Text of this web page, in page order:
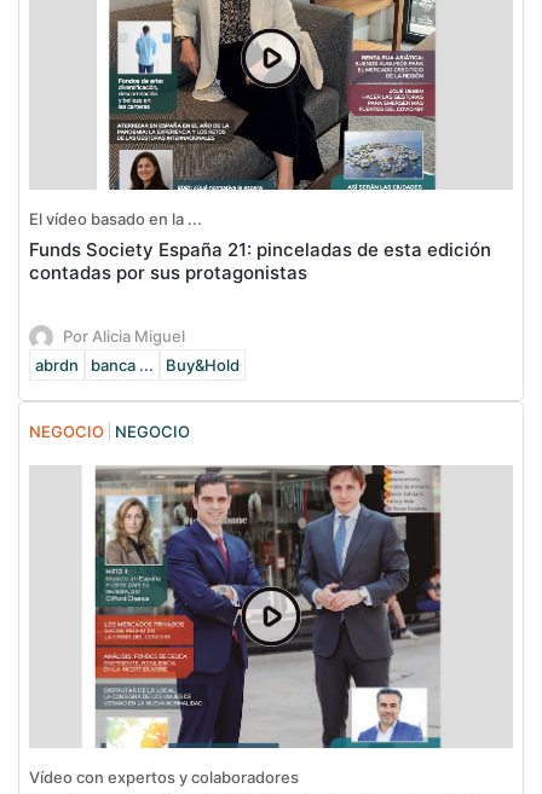
El vídeo basado en la ...
Funds Society España 21: pinceladas de esta edición
contadas por sus protagonistas
Por Alicia Miguel
abrdn
banca ... Buy&Hold
NEGOCIO NEGOCIO
Vídeo con expertos y colaboradores